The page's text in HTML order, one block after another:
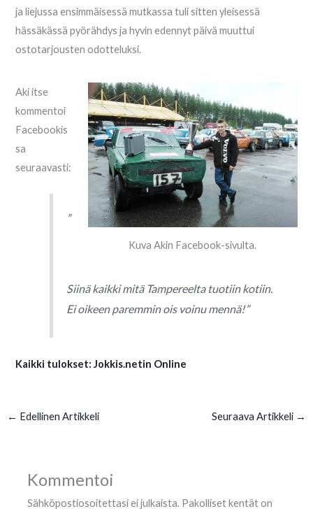
ja liejussa ensimmäisessä mutkassa tuli sitten yleisessä
hässäkässä pyörähdys ja hyvin edennyt päivä muuttui
ostotarjousten odotteluksi.
Kuva Akin Facebook-sivulta.
Aki itse
kommentoi
Facebookis
sa
seuraavasti:
”
Siinä kaikki mitä Tampereelta tuotiin kotiin.
Ei oikeen paremmin ois voinu mennä!”
Kaikki tulokset: Jokkis.netin Online
← Edellinen Artikkeli Seuraava Artikkeli →
Kommentoi
Sähköpostiosoitettasi ei julkaista. Pakolliset kentät on